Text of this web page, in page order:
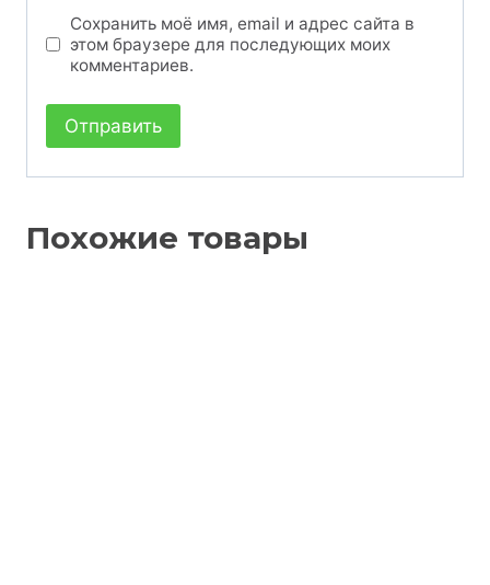
Сохранить моё имя, email и адрес сайта в
этом браузере для последующих моих
комментариев.
Похожие товары